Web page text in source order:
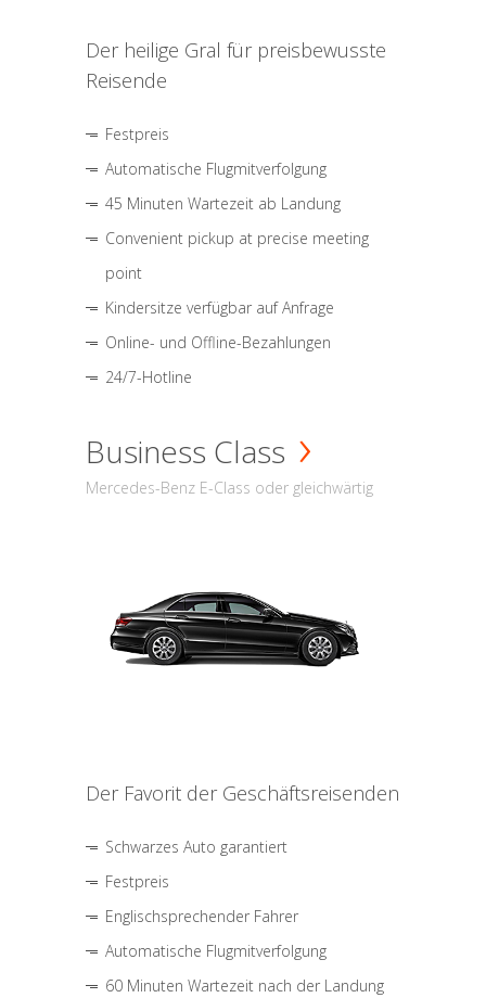
Der heilige Gral für preisbewusste
Reisende
Festpreis
Automatische Flugmitverfolgung
45 Minuten Wartezeit ab Landung
Convenient pickup at precise meeting
point
Kindersitze verfügbar auf Anfrage
Online- und Offline-Bezahlungen
24/7-Hotline
Business Class
Mercedes-Benz E-Class oder gleichwärtig
Der Favorit der Geschäftsreisenden
Schwarzes Auto garantiert
Festpreis
Englischsprechender Fahrer
Automatische Flugmitverfolgung
60 Minuten Wartezeit nach der Landung